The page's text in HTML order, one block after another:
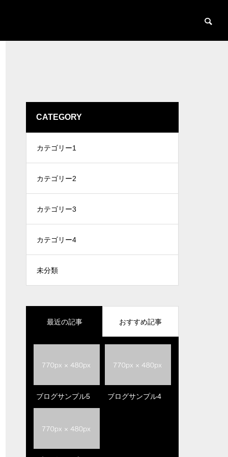
CATEGORY
カテゴリー1
カテゴリー2
カテゴリー3
カテゴリー4
未分類
最近の記事 おすすめ記事
ブログサンプル5 ブログサンプル4
Hello world! ブログサンプル5